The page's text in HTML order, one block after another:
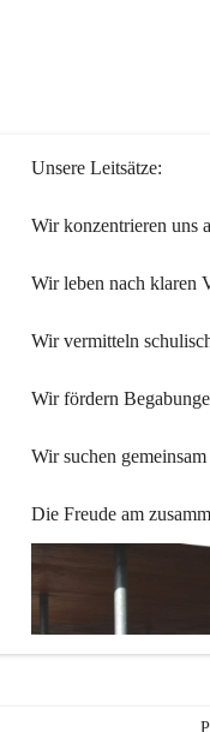
Unsere Leitsätze:
Wir konzentrieren uns
Wir leben nach klaren
Wir vermitteln
Wir fördern
Wir suchen
Die Freude am